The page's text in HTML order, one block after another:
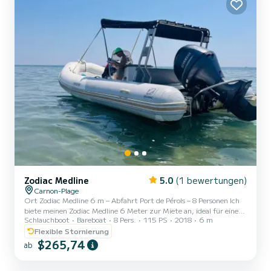
Zodiac Medline 5.0 (1 bewertungen)
Carnon-Plage
Ort Zodiac Medline 6 m – Abfahrt Port de Pérols – 8 Personen Ich
biete meinen Zodiac Medline 6 Meter zur Miete an, ideal für einen
tollen Tag auf See mit Familie oder Freunden ab dem Hafen von
Pérols. Komfortables, geräumiges und leicht zu steuerndes Boot,
perfekt zum Schwimmen, Picknicken und Sonnenbaden ️
Kapazität: bis zu 8 Personen ⸻ ️ Eigenschaften Länge: 6 m
Schlauchboot Bareboat 8 Pers. 115 PS 2018
6 m
Flexible Stornierung
ab $265,74